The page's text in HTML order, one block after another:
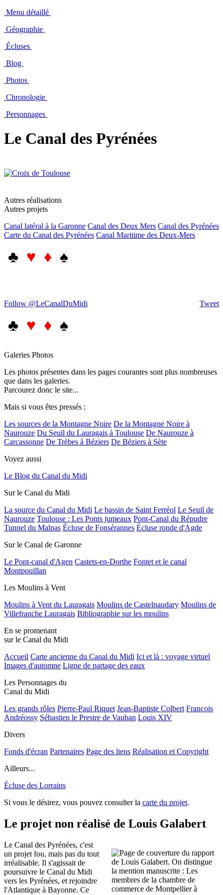
Menu détaillé
Géographie
Écluses
Blog
Photos
Chronologie
Personnages
Le Canal des Pyrénées
Autres réalisations
Autres projets
Canal latéral à la Garonne Canal des Deux Mers Canal des Pyrénées
Carte du Canal des Pyrénées Canal Maritime des Deux-Mers
♣ ♥ ♦ ♠
Tweet
Follow @LeCanalDuMidi
♣ ♥ ♦ ♠
Galeries Photos
Les photos présentes dans les pages courantes sont plus nombreuses
que dans les galeries.
Parcourez donc le site...
Mais si vous êtes pressés :
Les sources de la Montagne Noire De la Montagne Noire à
Naurouze Du Seuil du Lauragais à Toulouse De Naurouze à
Carcassonne De Trèbes à Béziers De Béziers à Sète
Voyez aussi
Le Blog du Canal du Midi
Sur le Canal du Midi
La source du Canal du Midi Le bassin de Saint Ferréol Le Seuil de
Naurouze Toulouse : Les Ponts jumeaux Pont-Canal du Répudre
Tunnel du Malpas Écluse de Fonsérannes Écluse ronde d'Agde
Sur le Canal de Garonne
Le Pont-canal d'Agen Castets-en-Dorthe Fontet et le canal
Montpouillan
Les Moulins à Vent
Moulins à Vent du Lauragais Moulins de Castelnaudary Moulins de
Villefranche Lauragais Bibliographie sur les moulins
En se promenant
sur le Canal du Midi
Accueil Carte ancienne du Canal du Midi Ici et là : voyage virtuel
Images d'automne Ligne de partage des eaux
Les Personnages du
Canal du Midi
Les grands rôles Pierre-Paul Riquet Jean-Baptiste Colbert François
Andréossy Sébastien le Prestre de Vauban Louis XIV
Divers
Fonds d'écran Partenaires Page des liens Réalisation et Copyright
Ailleurs...
Écluse des Lorrains
Si vous le désirez, vous pouvez consulter la carte du projet.
Le projet non réalisé de Louis Galabert
Le Canal des Pyrénées, c'est
un projet fou, mais pas du tout
irréalisable. Il s'agissait de
poursuivre le Canal du Midi
vers les Pyrénées, et rejoindre
l'Atlantique à Bayonne. Ce